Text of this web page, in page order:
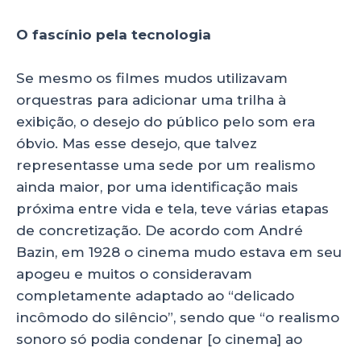
O fascínio pela tecnologia
Se mesmo os filmes mudos utilizavam
orquestras para adicionar uma trilha à
exibição, o desejo do público pelo som era
óbvio. Mas esse desejo, que talvez
representasse uma sede por um realismo
ainda maior, por uma identificação mais
próxima entre vida e tela, teve várias etapas
de concretização. De acordo com André
Bazin, em 1928 o cinema mudo estava em seu
apogeu e muitos o consideravam
completamente adaptado ao “delicado
incômodo do silêncio”, sendo que “o realismo
sonoro só podia condenar [o cinema] ao